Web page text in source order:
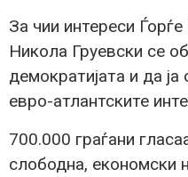
За чии интереси
Никола Груевски се
демократијата и да
евро-атлантските
700.000 граѓани
слободна, економски